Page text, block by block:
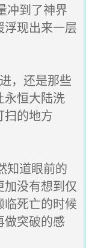
冲到了神界
现出来一层
，还是那些
永恒大陆洗
扫的地方
知道眼前的
没有想到仅
死亡的时候
做突破的感